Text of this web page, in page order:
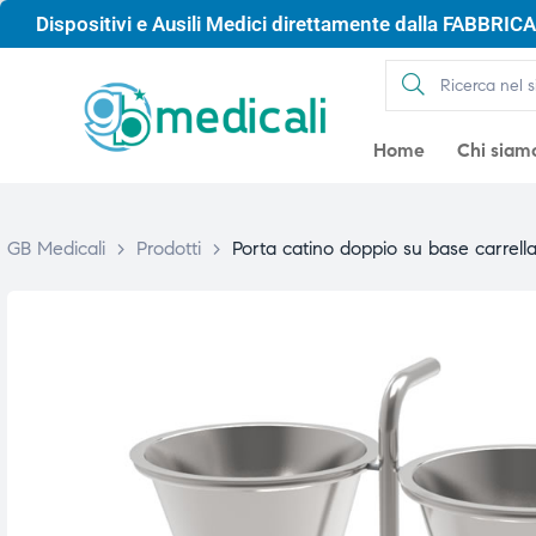
Dispositivi e Ausili Medici direttamente dalla
Home Chi
GB Medicali > Prodotti > Porta catino doppio su base